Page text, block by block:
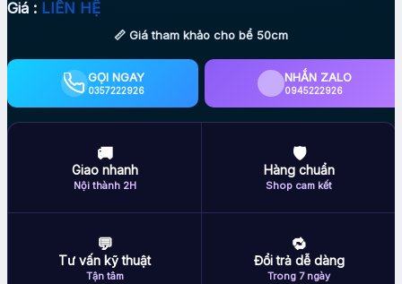
Giá : LIÊN HỆ
📏 Giá tham khảo cho bể 50cm
GỌI NGAY
0357222926
NHẮN ZALO
0945222926
🚚
Giao nhanh
Nội thành 2H
🛡
Hàng chuẩn
Shop cam kết
💬
Tư vấn kỹ thuật
Tận tâm
🔁
Đổi trả dễ dàng
Trong 7 ngày